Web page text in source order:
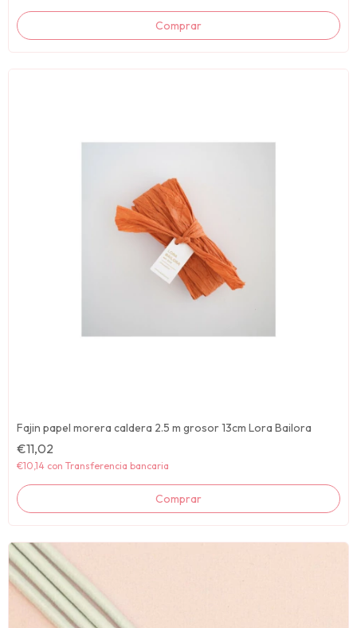
Fajin papel morera caldera 2.5 m grosor 13cm Lora Bailora
€11,02
€10,14 con Transferencia bancaria